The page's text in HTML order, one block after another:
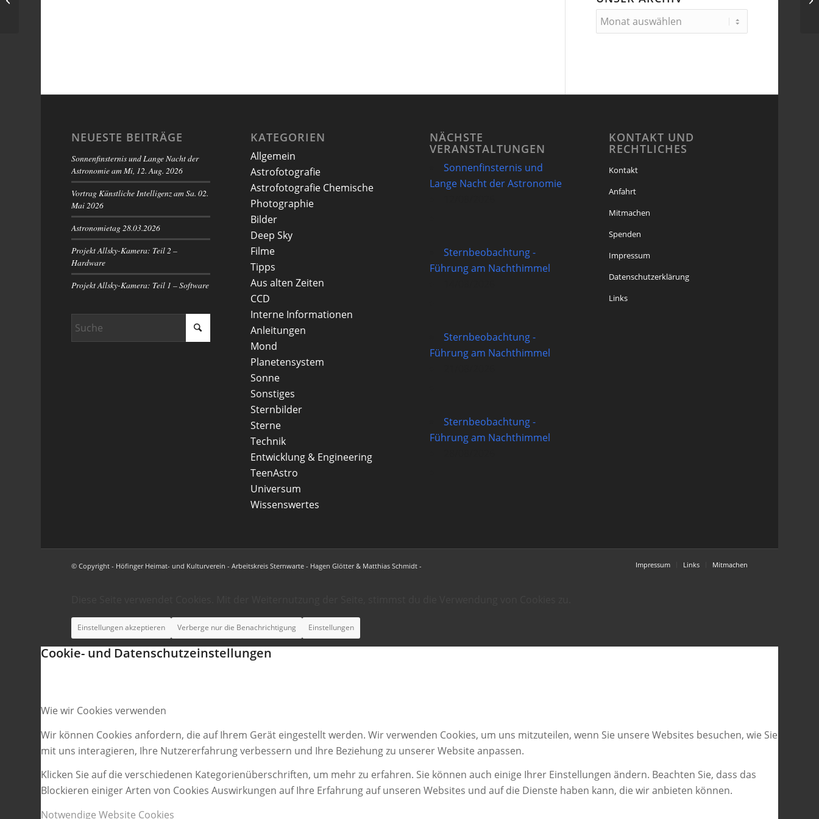
NEUESTE BEITRÄGE
Sonnenfinsternis und Lange Nacht der
Astronomie am Mi, 12. Aug. 2026
Vortrag Künstliche Intelligenz am Sa. 02.
Mai 2026
Astronomietag 28.03.2026
Projekt Allsky-Kamera: Teil 2 –
Hardware
Projekt Allsky-Kamera: Teil 1 – Software
KATEGORIEN
Allgemein
Astrofotografie
Astrofotografie Chemische
Photographie
Bilder
Deep Sky
Filme
Tipps
Aus alten Zeiten
CCD
Interne Informationen
Anleitungen
Mond
Planetensystem
Sonne
Sonstiges
Sternbilder
Sterne
Technik
Entwicklung & Engineering
TeenAstro
Universum
Wissenswertes
NÄCHSTE
VERANSTALTUNGEN
Sonnenfinsternis und
Lange Nacht der Astronomie
Sternbeobachtung -
Führung am Nachthimmel
Sternbeobachtung -
Führung am Nachthimmel
Sternbeobachtung -
Führung am Nachthimmel
KONTAKT UND
RECHTLICHES
Kontakt
Anfahrt
Mitmachen
Spenden
Impressum
Datenschutzerklärung
Links
© Copyright - Höfinger Heimat- und Kulturverein - Arbeitskreis Sternwarte - Hagen Glötter & Matthias Schmidt - Impressum Links Mitmachen
Einstellungen akzeptieren Verberge nur die Benachrichtigung Einstellungen
Cookie- und Datenschutzeinstellungen
Wie wir Cookies verwenden
Wir können Cookies anfordern, die auf Ihrem Gerät eingestellt werden. Wir verwenden Cookies, um uns mitzuteilen, wenn Sie unsere Websites besuchen, wie Sie
mit uns interagieren, Ihre Nutzererfahrung verbessern und Ihre Beziehung zu unserer Website anpassen.
Klicken Sie auf die verschiedenen Kategorienüberschriften, um mehr zu erfahren. Sie können auch einige Ihrer Einstellungen ändern. Beachten Sie, dass das
Blockieren einiger Arten von Cookies Auswirkungen auf Ihre Erfahrung auf unseren Websites und auf die Dienste haben kann, die wir anbieten können.
Notwendige Website Cookies